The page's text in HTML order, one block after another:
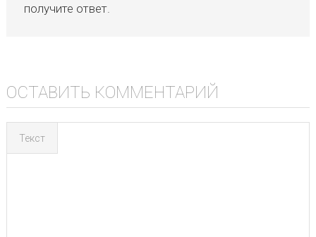
получите ответ.
ОСТАВИТЬ КОММЕНТАРИЙ
Текст